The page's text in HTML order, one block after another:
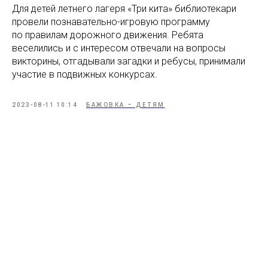
Для детей летнего лагеря «Три кита» библиотекари
провели познавательно-игровую программу
по правилам дорожного движения. Ребята
веселились и с интересом отвечали на вопросы
викторины, отгадывали загадки и ребусы, принимали
участие в подвижных конкурсах.
2023-08-11 10:14 БАЖОВКА – ДЕТЯМ